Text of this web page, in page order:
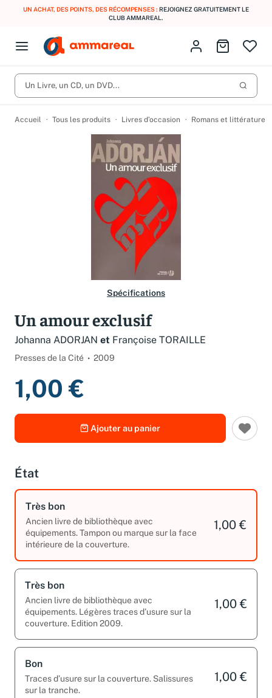
UN ACHAT, DES POINTS, DES RÉCOMPENSES : REJOIGNEZ GRATUITEMENT LE
CLUB AMMAREAL.
Open menu
Fermer le menu
CD d'occasion
Vinyles d'occasion
Produits Catégories
Vous n'avez pas trouvé l'article que vous cherchiez ?
Activez les notifications dans votre compte pour être alerté dès
qu'il est en stock.
Créer une alerte
Identifiez-vous
Aller au
Un Livre, un CD, un DVD...
Accueil Tous les produits Livres d’occasion Romans et littérature
Spécifications
Un amour exclusif
Johanna ADORJAN et Françoise TORAILLE
Presses de la Cité 2009
1,00 €
Ajouter au panier
État
Très bon
Ancien livre de bibliothèque avec
équipements. Tampon ou marque sur la face
intérieure de la couverture.
1,00 €
Très bon
Ancien livre de bibliothèque avec
équipements. Légères traces d’usure sur la
couverture. Edition 2009.
1,00 €
Bon
Traces d’usure sur la couverture. Salissures
sur la tranche.
1,00 €